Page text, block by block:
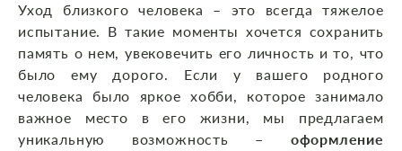
Уход близкого человека – это всегда тяжелое
испытание. В такие моменты хочется сохранить
память о нем, увековечить его личность и то, что
было ему дорого. Если у вашего родного
человека было яркое хобби, которое занимало
важное место в его жизни, мы предлагаем
уникальную возможность – оформление